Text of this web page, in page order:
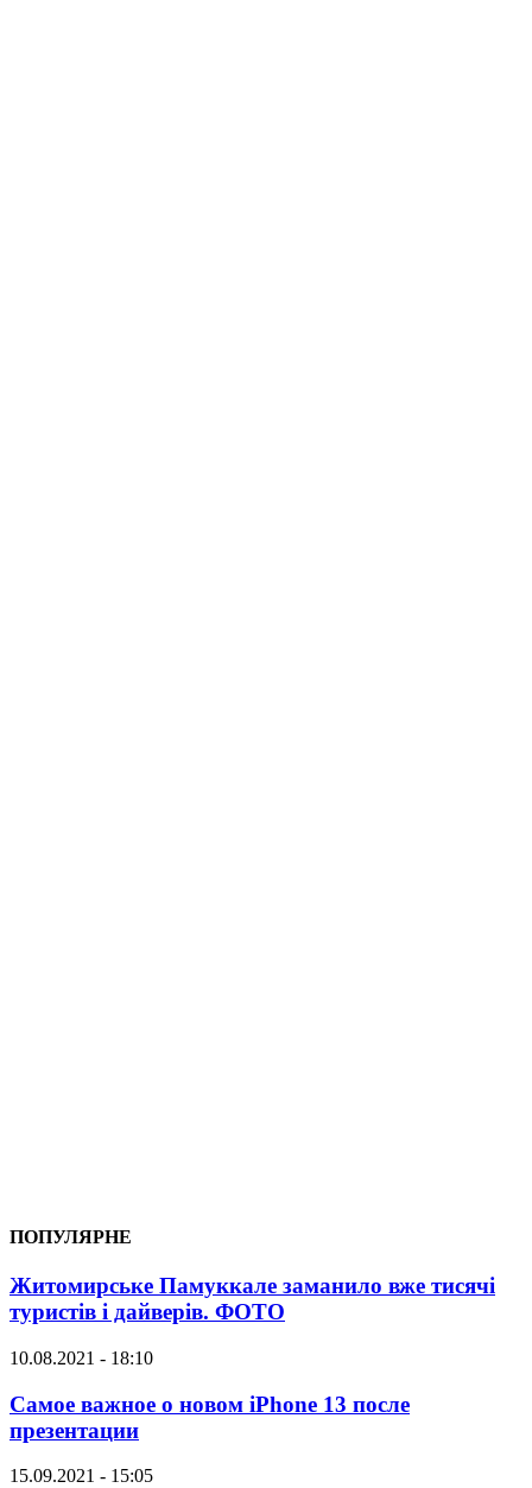
ПОПУЛЯРНЕ
Житомирське Памуккале заманило вже тисячі
туристів і дайверів. ФОТО
10.08.2021 - 18:10
Самое важное о новом iPhone 13 после
презентации
15.09.2021 - 15:05